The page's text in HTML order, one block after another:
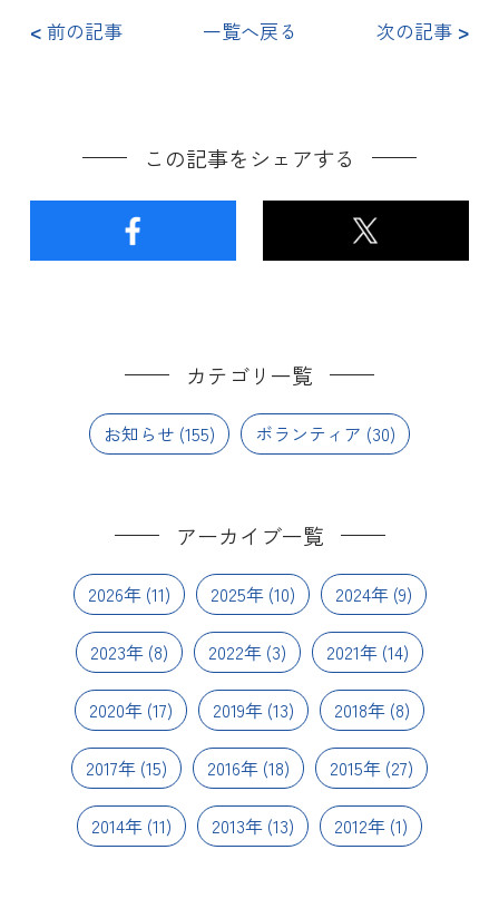
< 前の記事 一覧へ戻る 次の記事 >
この記事をシェアする
カテゴリ一覧
お知らせ (155) ボランティア (30)
アーカイブ一覧
2026年(11) 2025年(10) 2024年(9)
2023年 (8) 2022年 (3) 2021年 (14)
2020年 (17) 2019年 (13) 2018年 (8)
2017年 (15) 2016年 (18) 2015年 (27)
2014年 (11) 2013年 (13) 2012年 (1)